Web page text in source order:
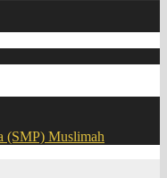
(SMP) Muslimah